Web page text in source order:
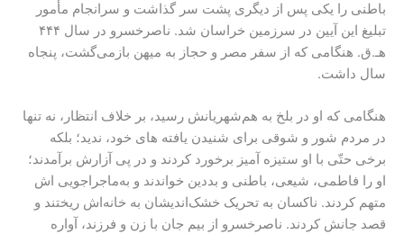
باطنی را یکی پس از دیگری پشت سر گذاشت و سرانجام مأمور
تبلیغ این آیین در سرزمین خراسان شد. ناصرخسرو در سال ۴۴۴
هـ.ق. هنگامی که از سفر مصر و حجاز به میهن بازمی‌گشت، پنجاه
سال داشت.
هنگامی که او در بلخ به هم‌شهریانش رسید، بر خلاف انتظار، نه ‌تنها
در مردم شور و شوقی برای شنیدن یافته های خود، ندید؛ بلکه
برخی حتّی با او ستیزه آمیز برخورد کردند و در پی آزارش برآمدند؛
او را فاطمی، شیعی، باطنی و بددین خواندند و به‌ماجراجویی اش
متهم کردند. ناکسان به تحریک خشک‌اندیشان به خانه‌اش ریختند و
قصد جانش کردند. ناصرخسرو از بیم جان با زن و فرزند، آواره‌